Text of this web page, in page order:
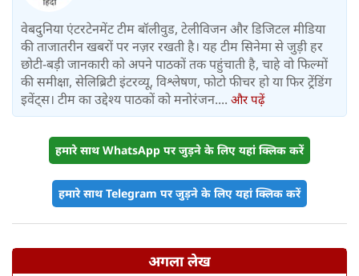
वेबदुनिया एंटरटेनमेंट टीम बॉलीवुड, टेलीविजन और डिजिटल मीडिया
की ताजातरीन खबरों पर नज़र रखती है। यह टीम सिनेमा से जुड़ी हर
छोटी-बड़ी जानकारी को अपने पाठकों तक पहुंचाती है, चाहे वो फिल्मों
की समीक्षा, सेलिब्रिटी इंटरव्यू, विश्लेषण, फोटो फीचर हो या फिर ट्रेंडिंग
इवेंट्स। टीम का उद्देश्य पाठकों को मनोरंजन.... और पढ़ें
हमारे साथ WhatsApp पर जुड़ने के लिए यहां क्लिक करें
हमारे साथ Telegram पर जुड़ने के लिए यहां क्लिक करें
अगला लेख